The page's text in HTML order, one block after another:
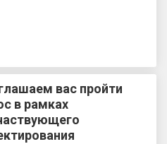
вас пройти
в рамках